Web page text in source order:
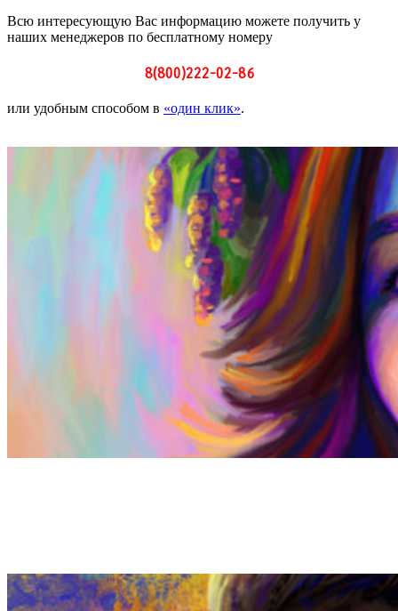
Всю интересующую Вас информацию можете получить у
наших менеджеров по бесплатному номеру
8(800)222-02-86
или удобным способом в «один клик».